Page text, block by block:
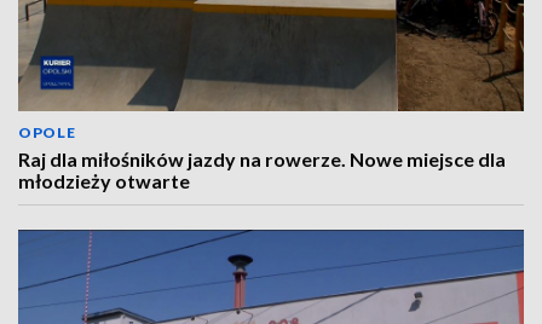
OPOLE
Raj dla miłośników jazdy na rowerze. Nowe miejsce dla
młodzieży otwarte